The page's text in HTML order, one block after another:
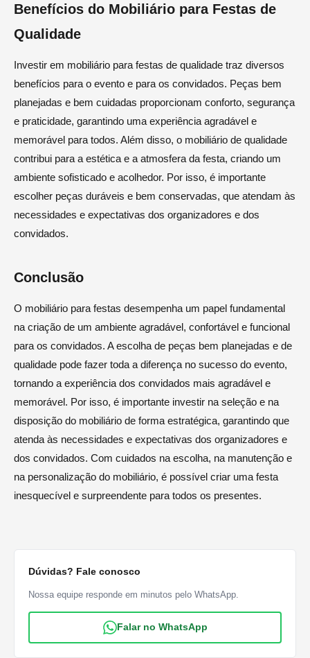
Benefícios do Mobiliário para Festas de
Qualidade
Investir em mobiliário para festas de qualidade traz diversos
benefícios para o evento e para os convidados. Peças bem
planejadas e bem cuidadas proporcionam conforto, segurança
e praticidade, garantindo uma experiência agradável e
memorável para todos. Além disso, o mobiliário de qualidade
contribui para a estética e a atmosfera da festa, criando um
ambiente sofisticado e acolhedor. Por isso, é importante
escolher peças duráveis e bem conservadas, que atendam às
necessidades e expectativas dos organizadores e dos
convidados.
Conclusão
O mobiliário para festas desempenha um papel fundamental
na criação de um ambiente agradável, confortável e funcional
para os convidados. A escolha de peças bem planejadas e de
qualidade pode fazer toda a diferença no sucesso do evento,
tornando a experiência dos convidados mais agradável e
memorável. Por isso, é importante investir na seleção e na
disposição do mobiliário de forma estratégica, garantindo que
atenda às necessidades e expectativas dos organizadores e
dos convidados. Com cuidados na escolha, na manutenção e
na personalização do mobiliário, é possível criar uma festa
inesquecível e surpreendente para todos os presentes.
Dúvidas? Fale conosco
Nossa equipe responde em minutos pelo WhatsApp.
Falar no WhatsApp